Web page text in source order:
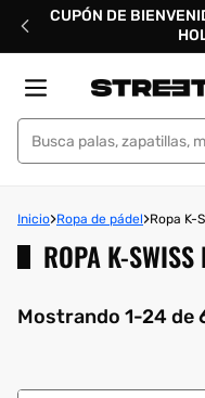
directamente
CUPÓN DE
Street Padel
Inicio Ropa de pádel Ropa K-
ROPA K-SWISS
Mostrando 1-24 de